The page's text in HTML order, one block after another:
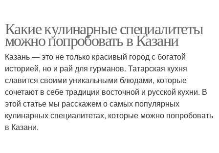
Какие кулинарные специалитеты
можно попробовать в Казани
Казань — это не только красивый город с богатой
историей, но и рай для гурманов. Татарская кухня
славится своими уникальными блюдами, которые
сочетают в себе традиции восточной и русской кухни. В
этой статье мы расскажем о самых популярных
кулинарных специалитетах, которые можно попробовать
в Казани.